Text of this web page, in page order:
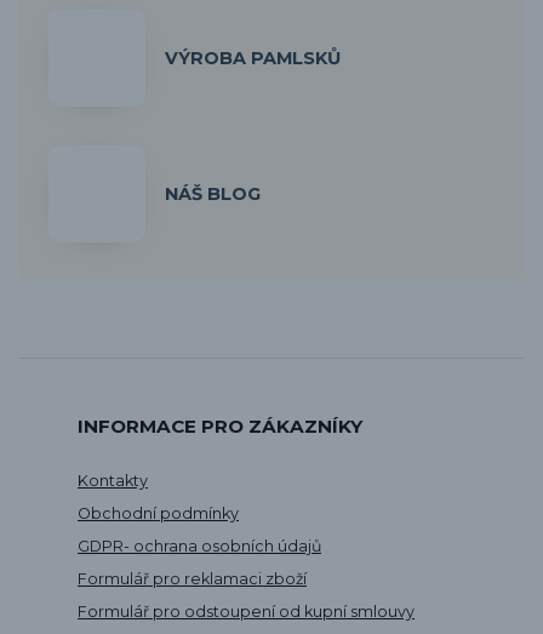
VÝROBA PAMLSKŮ
NÁŠ BLOG
INFORMACE PRO ZÁKAZNÍKY
Kontakty
Obchodní podmínky
GDPR- ochrana osobních údajů
Formulář pro reklamaci zboží
Formulář pro odstoupení od kupní smlouvy